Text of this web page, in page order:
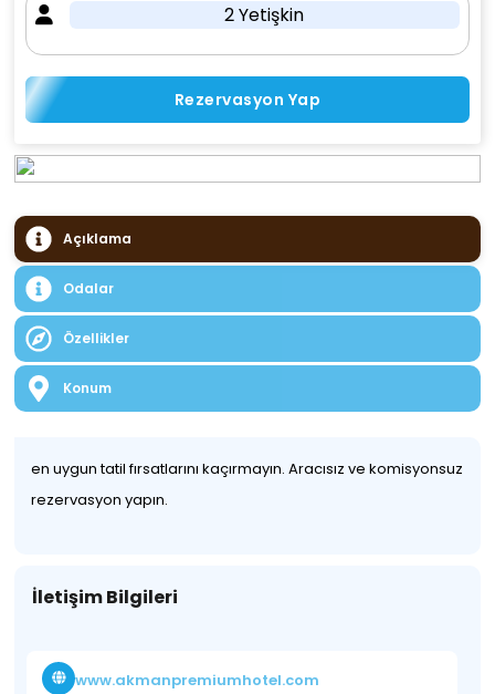
2 Yetişkin
Rezervasyon Yap
Açıklama
Odalar
Özellikler
Konum
en uygun tatil fırsatlarını kaçırmayın. Aracısız ve komisyonsuz
rezervasyon yapın.
İletişim Bilgileri
www.akmanpremiumhotel.com